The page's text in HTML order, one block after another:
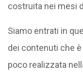
costruita nei mesi
Siamo entrati in
dei contenuti che
poco realizzata